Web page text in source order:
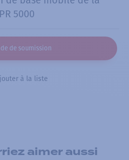
5000
de soumission
à la liste
aimer aussi